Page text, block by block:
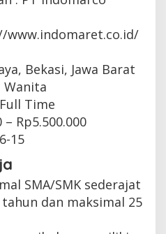
www.indomaret.co.id/
Bekasi, Jawa Barat
Wanita
Full Time
– Rp5.500.000
15
SMA/SMK sederajat
dan maksimal 25